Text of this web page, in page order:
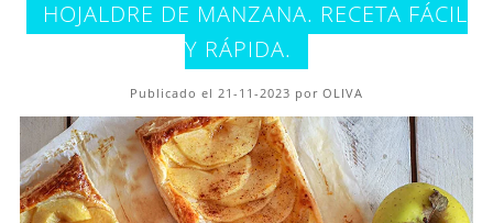
HOJALDRE DE MANZANA. RECETA FÁCIL
Y RÁPIDA.
Publicado el 21-11-2023 por OLIVA